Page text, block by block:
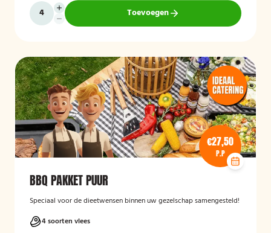
Toevoegen
€27,50
P.P
BBQ PAKKET PUUR
Speciaal voor de dieetwensen binnen uw gezelschap samengesteld!
4 soorten vlees